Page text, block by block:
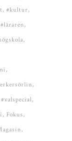
#kultur
#läraren
#valspecial
Fokus